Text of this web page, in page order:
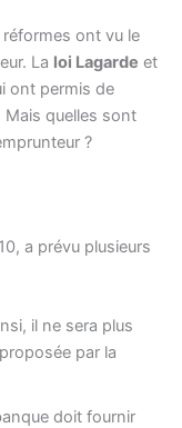
ont vu le
La loi Lagarde et
ont permis de
Mais quelles sont
?
a prévu plusieurs
il ne sera plus
par la
doit fournir